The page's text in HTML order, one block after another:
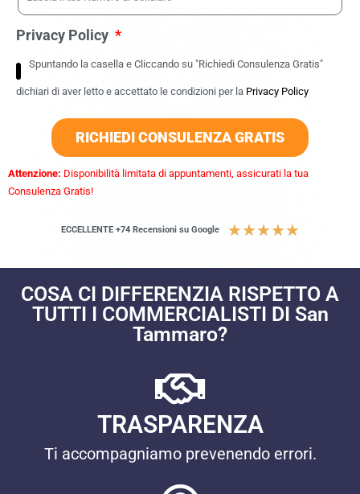
Privacy Policy
Spuntando la casella e Cliccando su "Richiedi Consulenza Gratis"
dichiari di aver letto e accettato le condizioni per la Privacy Policy
RICHIEDI CONSULENZA GRATIS
Attenzione: Disponibilità limitata di appuntamenti, assicurati la tua
Consulenza Gratis!
ECCELLENTE +74 Recensioni su Google ★★★★★
COSA CI DIFFERENZIA RISPETTO A
TUTTI I COMMERCIALISTI DI San
Tammaro?
TRASPARENZA
Ti accompagniamo prevenendo errori.